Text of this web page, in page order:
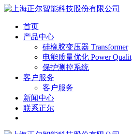
首页
产品中心
硅橡胶变压器 Transformer
电能质量优化 Power
保护测控系统
客户服务
客户服务
新闻中心
联系正尔